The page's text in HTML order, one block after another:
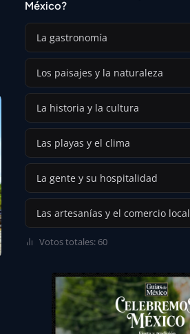
México?
La gastronomía
Los paisajes y la naturaleza
La historia y la cultura
Las playas y el clima
La gente y su hospitalidad
Las artesanías y el comercio local
Votos totales: 60